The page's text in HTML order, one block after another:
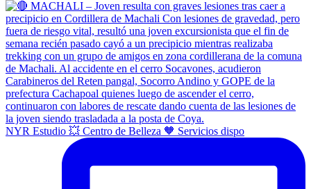
NYR Estudio 💥 Centro de Belleza 🧡 Servicios dispo